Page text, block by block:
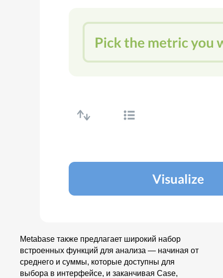
Metabase также предлагает широкий набор
встроенных функций для анализа — начиная от
среднего и суммы, которые доступны для
выбора в интерфейсе, и заканчивая Case,